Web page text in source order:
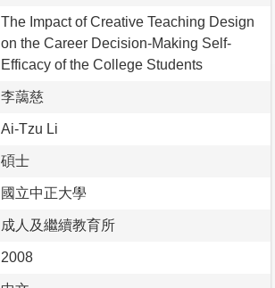
The Impact of Creative Teaching Design
on the Career Decision-Making Self-
Efficacy of the College Students
李藹慈
Ai-Tzu Li
碩士
國立中正大學
成人及繼續教育所
2008